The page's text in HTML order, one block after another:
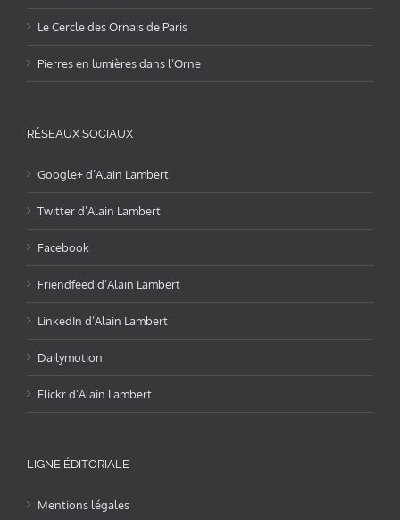
Le Cercle des Ornais de Paris
Pierres en lumières dans l’Orne
RÉSEAUX SOCIAUX
Google+ d’Alain Lambert
Twitter d’Alain Lambert
Facebook
Friendfeed d’Alain Lambert
LinkedIn d’Alain Lambert
Dailymotion
Flickr d’Alain Lambert
LIGNE ÉDITORIALE
Mentions légales